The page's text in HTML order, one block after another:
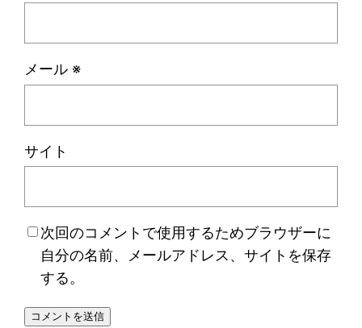
メール ※
サイト
次回のコメントで使用するためブラウザーに
自分の名前、メールアドレス、サイトを保存
する。